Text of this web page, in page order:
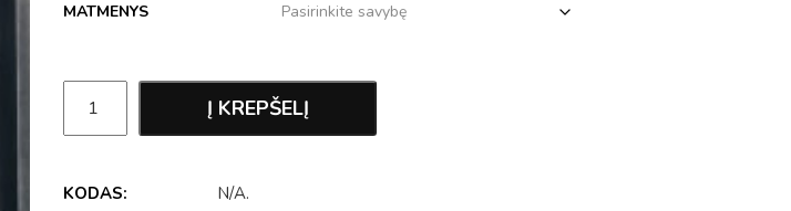
MATMENYS
Į KREPŠELĮ
KODAS: N/A.